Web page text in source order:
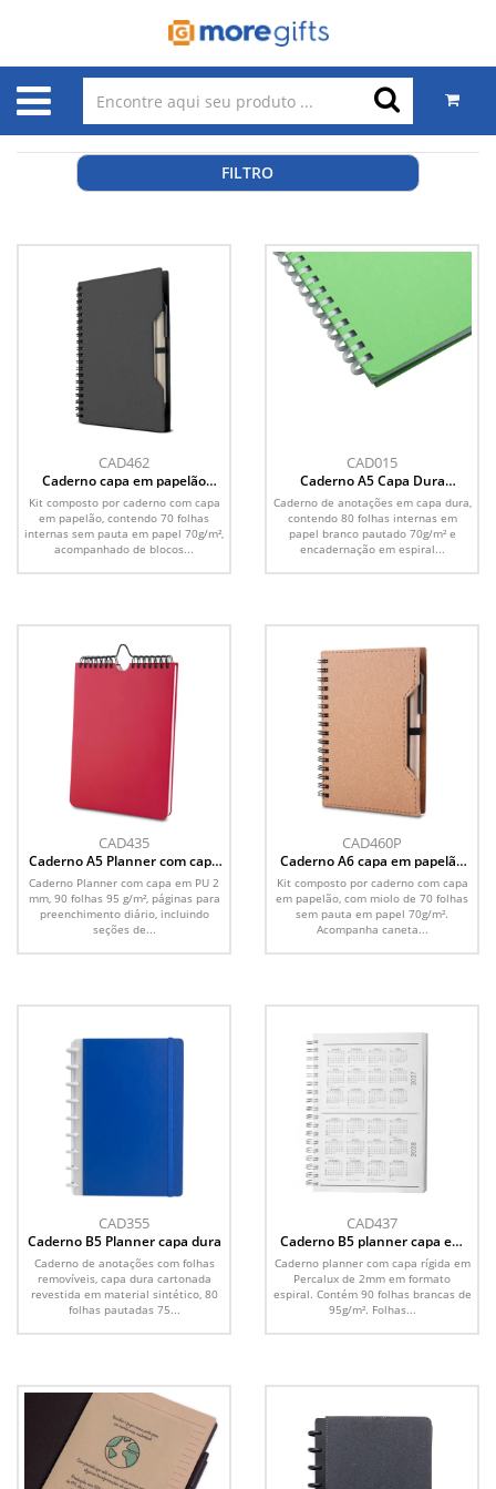
FILTRO
CAD462
Caderno capa em papelão
reciclado com caneta
Kit composto por caderno com capa
em papelão, contendo 70 folhas
internas sem pauta em papel 70g/m²,
acompanhado de blocos...
CAD015
Caderno A5 Capa Dura
(21x14,5)
Caderno de anotações em capa dura,
contendo 80 folhas internas em
papel branco pautado 70g/m² e
encadernação em espiral...
CAD435
Caderno A5 Planner com capa
Caderno Planner com capa em PU 2
mm, 90 folhas 95 g/m², páginas para
preenchimento diário, incluindo
seções de...
CAD460P
Caderno A6 capa em papelão
reciclado com caneta
Kit composto por caderno com capa
em papelão, com miolo de 70 folhas
sem pauta em papel 70g/m².
Acompanha caneta...
CAD355
Caderno B5 Planner capa dura
Caderno de anotações com folhas
removíveis, capa dura cartonada
revestida em material sintético, 80
folhas pautadas 75...
CAD437
Caderno B5 planner capa em
Caderno planner com capa rígida em
Percalux de 2mm em formato
espiral. Contém 90 folhas brancas de
95g/m². Folhas...